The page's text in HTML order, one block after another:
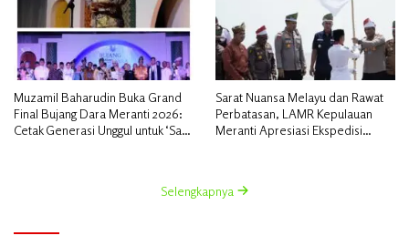
Muzamil Baharudin Buka Grand
Final Bujang Dara Meranti 2026:
Cetak Generasi Unggul untuk ‘Sagu
Sarat Nuansa Melayu dan Rawat
Perbatasan, LAMR Kepulauan
Meranti Apresiasi Ekspedisi
Selengkapnya